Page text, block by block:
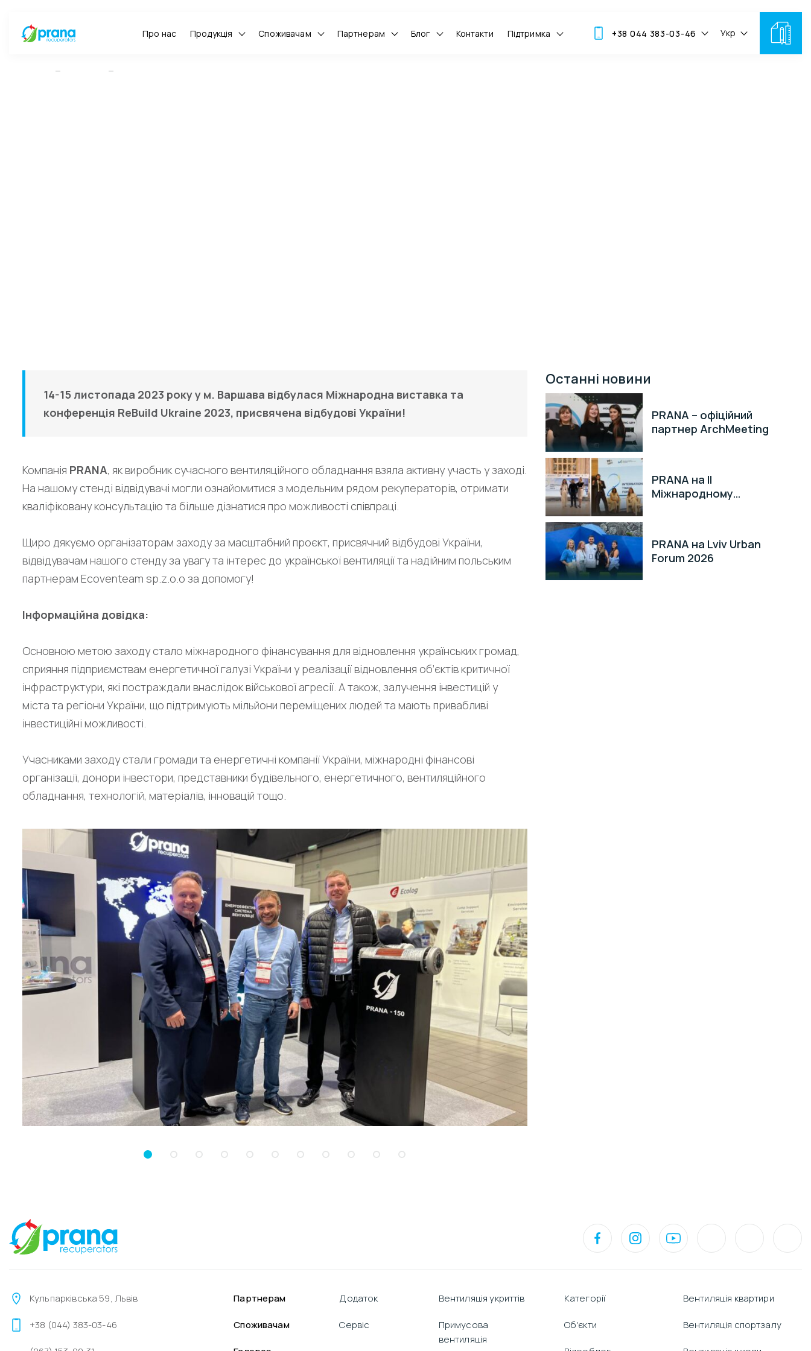
Про нас Продукція Споживачам Партнерам Блог Контакти Підтримка +38 044 383-03-46 Укр
14-15 листопада 2023 року у м. Варшава відбулася Міжнародна виставка та
конференція ReBuild Ukraine 2023, присвячена відбудові України!
Компанія PRANA, як виробник сучасного вентиляційного обладнання взяла активну участь у заході.
На нашому стенді відвідувачі могли ознайомитися з модельним рядом рекуператорів, отримати
кваліфіковану консультацію та більше дізнатися про можливості співпраці.
Щиро дякуємо організаторам заходу за масштабний проєкт, присвячний відбудові України,
відвідувачам нашого стенду за увагу та інтерес до української вентиляції та надійним польським
партнерам Ecoventeam sp.z.o.o за допомогу!
Інформаційна довідка:
Основною метою заходу стало міжнародного фінансування для відновлення українських громад,
сприяння підприємствам енергетичної галузі України у реалізації відновлення об’єктів критичної
інфраструктури, які постраждали внаслідок військової агресії. А також, залучення інвестицій у
міста та регіони України, що підтримують мільйони переміщених людей та мають привабливі
інвестиційні можливості.
Учасниками заходу стали громади та енергетичні компанії України, міжнародні фінансові
організації, донори інвестори, представники будівельного, енергетичного, вентиляційного
обладнання, технологій, матеріалів, інновацій тощо.
Останні новини
PRANA – офіційний
партнер ArchMeeting
PRANA на II
Міжнародному
PRANA на Lviv Urban
Forum 2026
Кульпарківська 59, Львів
+38 (044) 383-03-46
Партнерам
Споживачам
Додаток Вентиляція укриттів
Сервіс
Примусова
вентиляція
Категорії Вентиляція квартири
Об'єкти Вентиляція спортзалу